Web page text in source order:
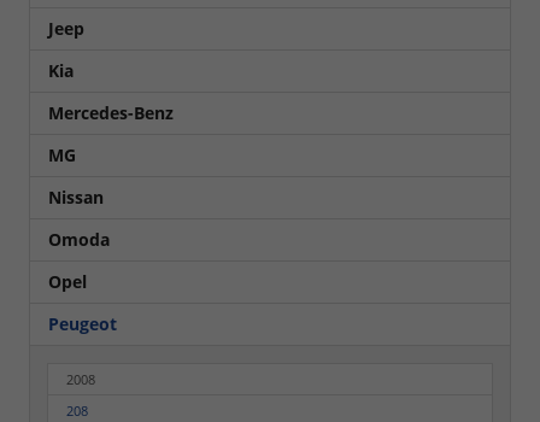
Jeep
Kia
Mercedes-Benz
MG
Nissan
Omoda
Opel
Peugeot
2008
208